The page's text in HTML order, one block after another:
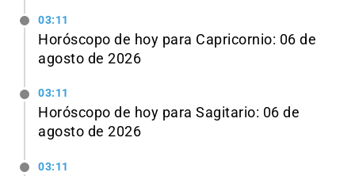
03:11
Horóscopo de hoy para Capricornio: 06 de
agosto de 2026
03:11
Horóscopo de hoy para Sagitario: 06 de
agosto de 2026
03:11